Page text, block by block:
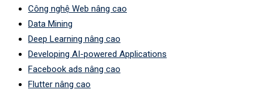
Công nghệ Web nâng cao
Data Mining
Deep Learning nâng cao
Developing AI-powered Applications
Facebook ads nâng cao
Flutter nâng cao